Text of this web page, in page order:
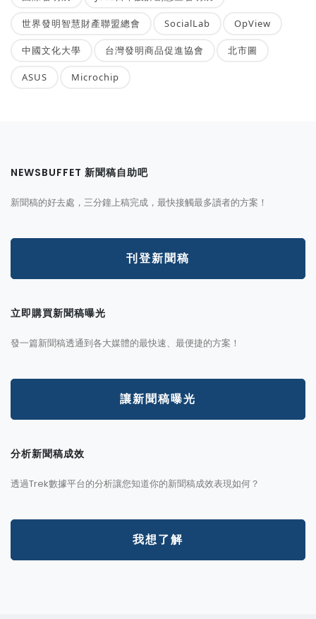
世界發明智慧財產聯盟總會 SocialLab OpView
中國文化大學 台灣發明商品促進協會 北市圖
ASUS Microchip
NEWSBUFFET 新聞稿自助吧
新聞稿的好去處，三分鐘上稿完成，最快接觸最多讀者的方案！
刊登新聞稿
立即購買新聞稿曝光
發一篇新聞稿透通到各大媒體的最快速、最便捷的方案！
讓新聞稿曝光
分析新聞稿成效
透過Trek數據平台的分析讓您知道你的新聞稿成效表現如何？
我想了解